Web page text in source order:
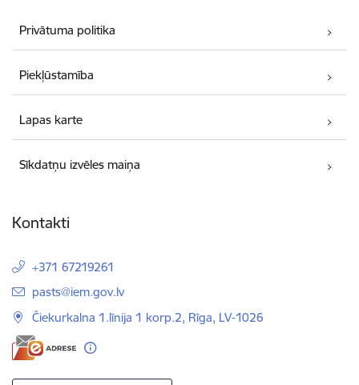
Privātuma politika
Piekļūstamība
Lapas karte
Sīkdatņu izvēles maiņa
Kontakti
+371 67219261
E-pasts:
pasts@iem.gov.lv
Čiekurkalna 1.līnija 1 korp.2, Rīga, LV-1026